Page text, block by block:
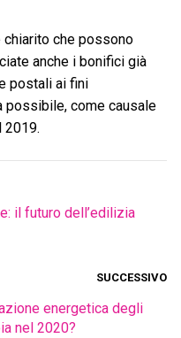
chiarito che possono
anche i bonifici già
postali ai fini
possibile, come causale
2019.
il futuro dell’edilizia
SUCCESSIVO
energetica degli
nel 2020?